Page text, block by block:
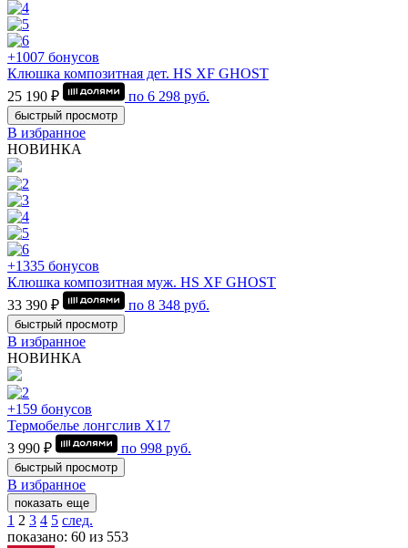
+1007 бонусов
Клюшка композитная дет. HS XF GHOST
25 190 ₽
по 6 298 руб.
быстрый просмотр
В избранное
НОВИНКА
+1335 бонусов
Клюшка композитная муж. HS XF GHOST
33 390 ₽
по 8 348 руб.
быстрый просмотр
В избранное
НОВИНКА
+159 бонусов
Термобелье лонгслив Х17
3 990 ₽
по 998 руб.
быстрый просмотр
В избранное
показать еще
1 2 3 4 5 след.
показано: 60 из 553